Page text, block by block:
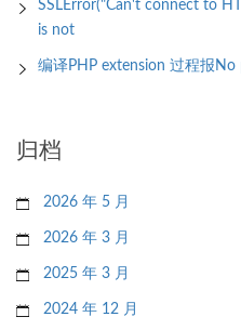
SSLError("Can't connect to
is not
编译PHP extension 过程报
归档
2026 年 5 月
2026 年 3 月
2025 年 3 月
2024 年 12 月